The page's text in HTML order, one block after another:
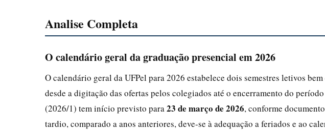
Analise Completa
O calendário geral da graduação presencial em 2026
O calendário geral da UFPel para 2026 estabelece dois semestres letivos
desde a digitação das ofertas pelos colegiados até o encerramento do
(2026/1) tem início previsto para 23 de março de 2026, conforme
tardio, comparado a anos anteriores, deve-se à adequação a feriados e ao